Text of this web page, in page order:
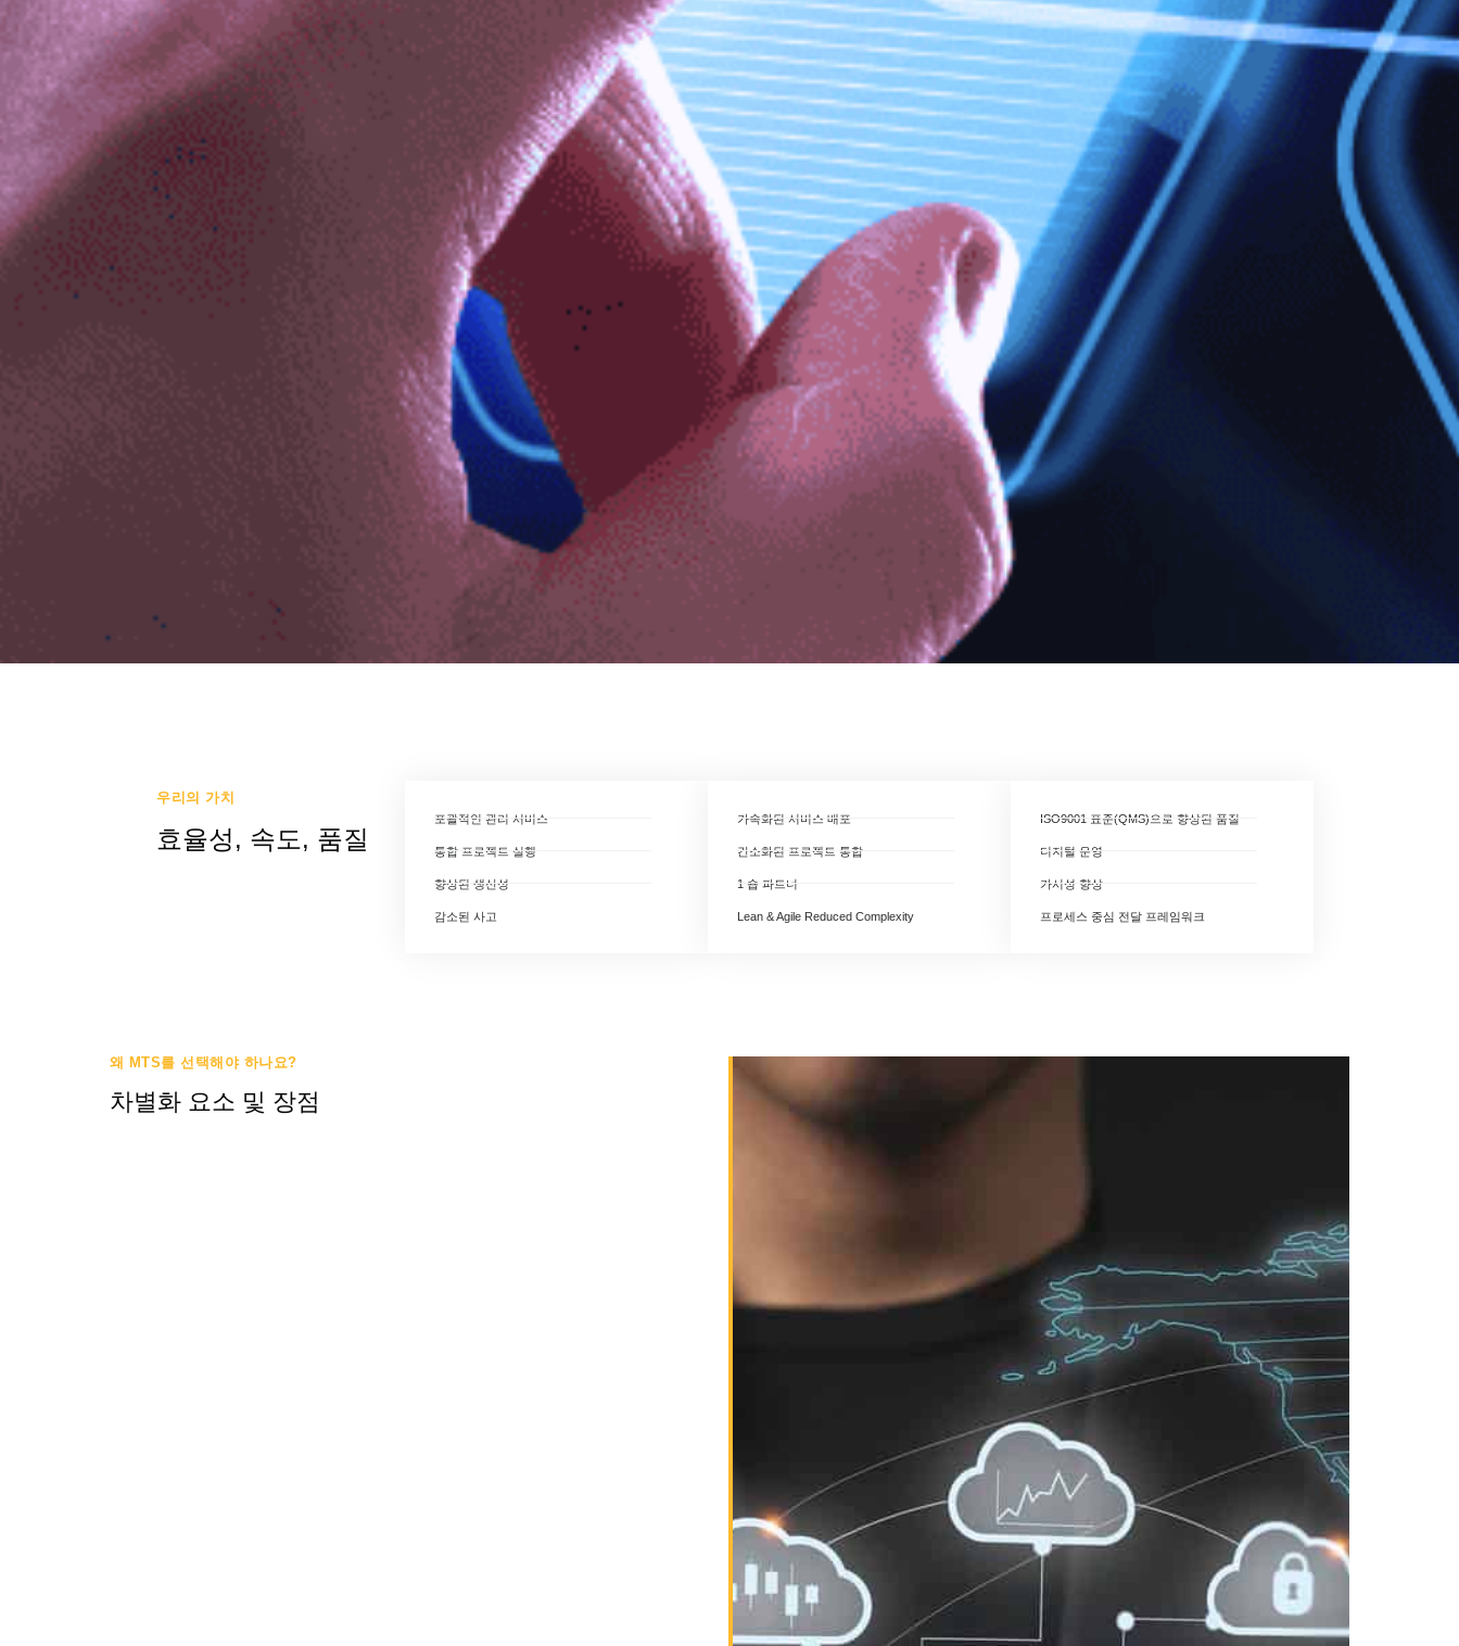
우리의 가치
효율성, 속도, 품질
포괄적인 관리 서비스
통합 프로젝트 실행
향상된 생산성
감소된 사고
가속화된 서비스 배포
간소화된 프로젝트 통합
1 숍 파트너
Lean & Agile Reduced Complexity
ISO9001 표준(QMS)으로 향상된 품질
디지털 운영
가시성 향상
프로세스 중심 전달 프레임워크
왜 MTS를 선택해야 하나요?
차별화 요소 및 장점